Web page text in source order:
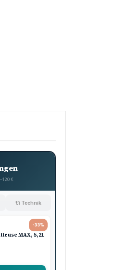
€
🔌 Technik
-33%
MAX, 5,2L